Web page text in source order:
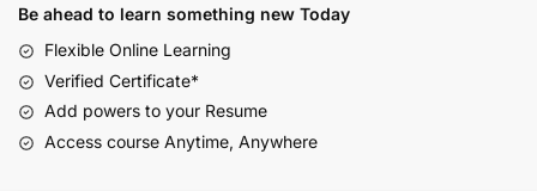
Be ahead to learn something new Today
Flexible Online Learning
Verified Certificate*
Add powers to your Resume
Access course Anytime, Anywhere